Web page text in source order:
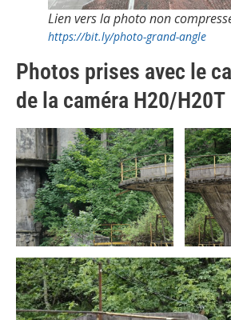
Lien vers la photo non
https://bit.ly/photo-grand-angle
Photos prises avec le
de la caméra H20/H20T